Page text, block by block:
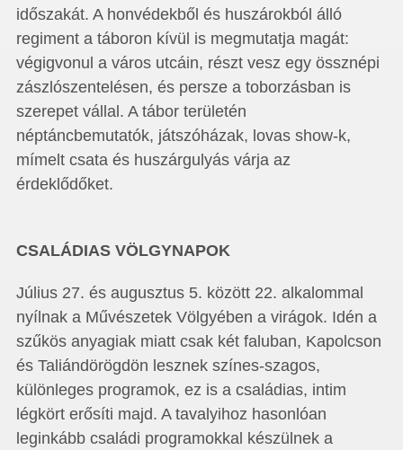
időszakát. A honvédekből és huszárokból álló
regiment a táboron kívül is megmutatja magát:
végigvonul a város utcáin, részt vesz egy össznépi
zászlószentelésen, és persze a toborzásban is
szerepet vállal. A tábor területén
néptáncbemutatók, játszóházak, lovas show-k,
mímelt csata és huszárgulyás várja az
érdeklődőket.
CSALÁDIAS VÖLGYNAPOK
Július 27. és augusztus 5. között 22. alkalommal
nyílnak a Művészetek Völgyében a virágok. Idén a
szűkös anyagiak miatt csak két faluban, Kapolcson
és Taliándörögdön lesznek színes-szagos,
különleges programok, ez is a családias, intim
légkört erősíti majd. A tavalyihoz hasonlóan
leginkább családi programokkal készülnek a